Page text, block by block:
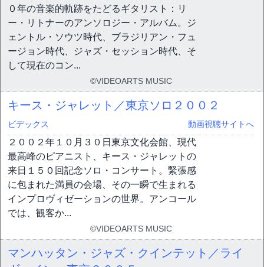
０年の音楽的軌跡をたどるギタリスト：リ
ー・リトナーのアンソロジー・アルバム。ジ
ェントル・ソウツ時代、ブラジリアン・フュ
ージョン時代、ジャズ・セッション時代、そ
して現在のコン...
©VIDEOARTS MUSIC
キース・ジャレット／東京ソロ２００２
ビデックス 動画視聴サイトへ
２００２年１０月３０日東京文化会館、現代
最高峰のピアニスト、キース・ジャレットの
来日１５０回記念ソロ・コンサート。緊張感
に包まれた満員の会場、その一瞬で生まれる
インプロヴィゼーションの世界。アンコール
では、観客か...
©VIDEOARTS MUSIC
マンハッタン・ジャズ・クインテット／ライ